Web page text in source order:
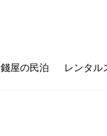
錢屋の民泊 レンタル